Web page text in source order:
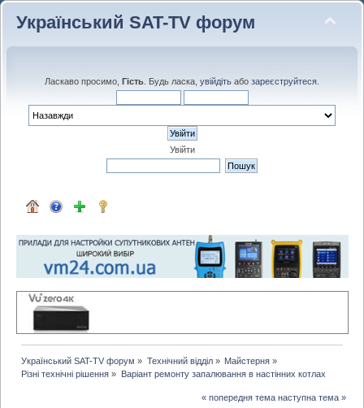
Український SAT-TV форум
Ласкаво просимо, Гість . Будь ласка, увійдіть або зареєструйтеся
Увійти
Український SAT-TV форум » Технічний відділ» Майстерня»
Різні технічні рішення » Варіант ремонту запалювання в настінних котлах
« попередня тема наступна тема »